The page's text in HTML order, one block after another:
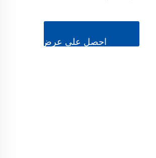
احصل على عرض أسعار